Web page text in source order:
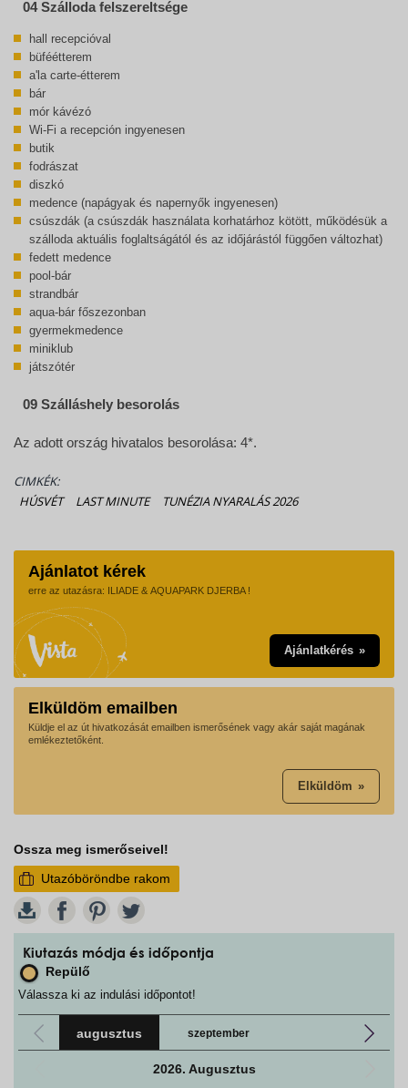
04 Szálloda felszereltsége
hall recepcióval
büféétterem
a'la carte-étterem
bár
mór kávézó
Wi-Fi a recepción ingyenesen
butik
fodrászat
diszkó
medence (napágyak és napernyők ingyenesen)
csúszdák (a csúszdák használata korhatárhoz kötött, működésük a
szálloda aktuális foglaltságától és az időjárástól függően változhat)
fedett medence
pool-bár
strandbár
aqua-bár főszezonban
gyermekmedence
miniklub
játszótér
09 Szálláshely besorolás
Az adott ország hivatalos besorolása: 4*.
CIMKÉK:
HÚSVÉT
LAST MINUTE TUNÉZIA NYARALÁS 2026
Ajánlatot kérek
erre az utazásra: ILIADE & AQUAPARK DJERBA !
Ajánlatkérés
Elküldöm emailben
Küldje el az út hivatkozását emailben ismerősének vagy akár saját magának
emlékeztetőként.
Elküldöm
Ossza meg ismerőseivel!
Utazóböröndbe rakom
Kiutazás módja és időpontja
Repülő
Válassza ki az indulási időpontot!
augusztus szeptember
2026. Augusztus